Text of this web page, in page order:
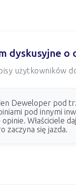
dyskusyjne o
użytkowników
Deweloper pod
pod innymi
Właściciele
zaczyna się jazda.